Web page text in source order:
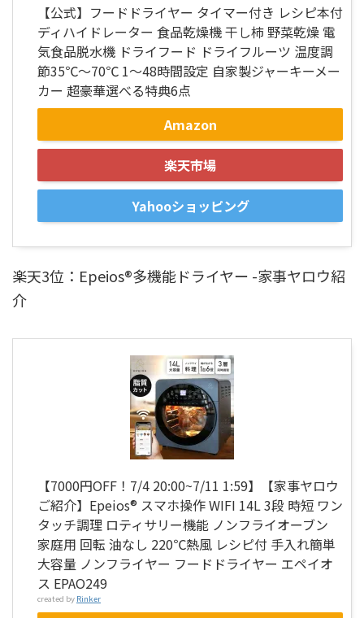
【公式】フードドライヤー タイマー付き レシピ本付
ディハイドレーター 食品乾燥機 干し柿 野菜乾燥 電
気食品脱水機 ドライフード ドライフルーツ 温度調
節35℃～70℃ 1～48時間設定 自家製ジャーキーメー
カー 超豪華選べる特典6点
Amazon
楽天市場
Yahooショッピング
楽天3位：Epeios®多機能ドライヤー -家事ヤロウ紹
介
【7000円OFF！7/4 20:00~7/11 1:59】【家事ヤロウ
ご紹介】Epeios® スマホ操作 WIFI 14L 3段 時短 ワン
タッチ調理 ロティサリー機能 ノンフライオーブン
家庭用 回転 油なし 220℃熱風 レシピ付 手入れ簡単
大容量 ノンフライヤー フードドライヤー エペイオ
ス EPAO249
created by Rinker